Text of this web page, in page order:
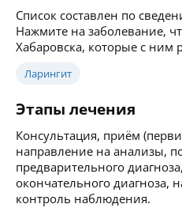
Список составлен по
Нажмите на заболевание,
Хабаровска, которые с ним
Ларингит
Этапы лечения
Консультация, приём
направление на анализы,
предварительного
окончательного диагноза,
контроль наблюдения.